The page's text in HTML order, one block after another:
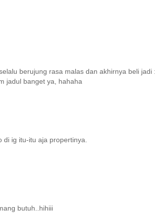
berujung rasa malas dan akhirnya beli jadi
jadul banget ya, hahaha
ig itu-itu aja propertinya.
butuh..hihiii